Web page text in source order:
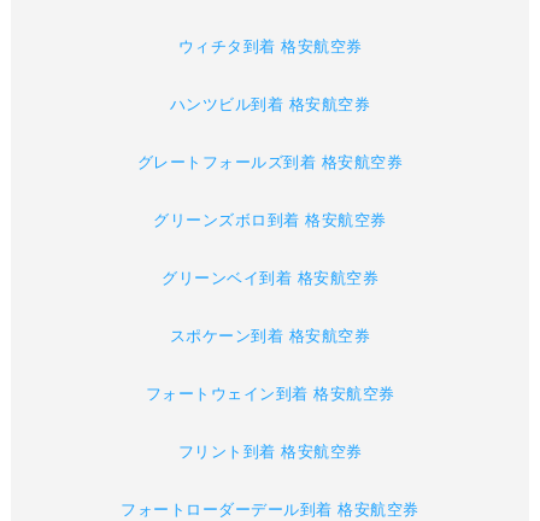
ウィチタ到着 格安航空券
ハンツビル到着 格安航空券
グレートフォールズ到着 格安航空券
グリーンズボロ到着 格安航空券
グリーンベイ到着 格安航空券
スポケーン到着 格安航空券
フォートウェイン到着 格安航空券
フリント到着 格安航空券
フォートローダーデール到着 格安航空券